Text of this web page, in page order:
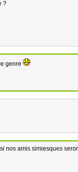
?
genre
nos amis simiesques